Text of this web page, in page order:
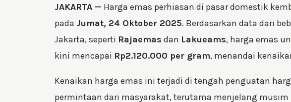
JAKARTA — Harga emas perhiasan di pasar domestik
pada Jumat, 24 Oktober 2025. Berdasarkan data dari
Jakarta, seperti Rajaemas dan Lakueams, harga emas
kini mencapai Rp2.120.000 per gram, menandai
Kenaikan harga emas ini terjadi di tengah penguatan
permintaan dari masyarakat, terutama menjelang